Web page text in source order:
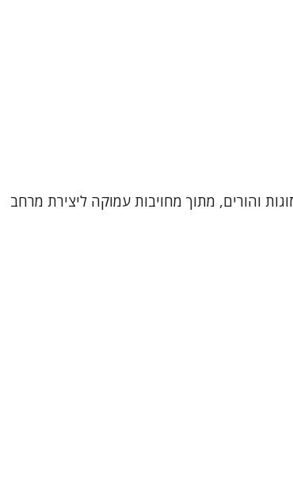
והורים, מתוך מחויבות עמוקה ליצירת מרחב